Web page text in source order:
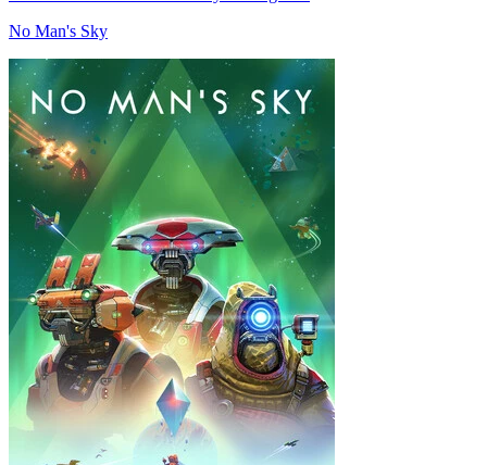
No Man's Sky